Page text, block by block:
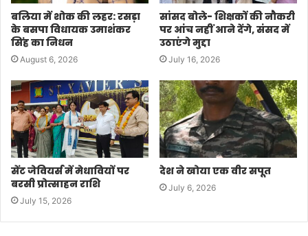
बलिया में शोक की लहर: रसड़ा
के बसपा विधायक उमाशंकर
सिंह का निधन
August 6, 2026
सांसद बोले- शिक्षकों की नौकरी
पर आंच नहीं आने देंगे, संसद में
उठाएंगे मुद्दा
July 16, 2026
सेंट जेवियर्स में मेधावियों पर
बरसी प्रोत्साहन राशि
July 15, 2026
देश ने खोया एक वीर सपूत
July 6, 2026